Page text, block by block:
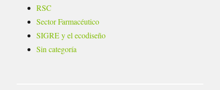
RSC
Sector Farmacéutico
SIGRE y el ecodiseño
Sin categoría